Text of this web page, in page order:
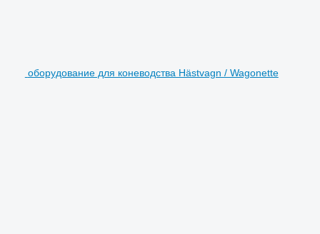
оборудование для коневодства Hästvagn / Wagonette